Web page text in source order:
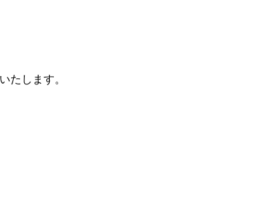
たします。